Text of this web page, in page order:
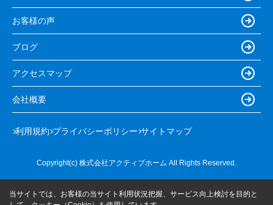
お客様の声
ブログ
アクセスマップ
会社概要
利用規約 プライバシーポリシー サイトマップ
Copyright(c) 株式会社アクティブホーム All Rights Reserved.
当サイトでは、お客様の当サイト利用状況把握、サービス向上検討を目的と